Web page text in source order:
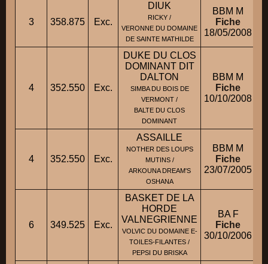
3 358.875 Exc.
DIUK
RICKY /
VERONNE DU DOMAINE
DE SAINTE MATHILDE
BBM M
Fiche
18/05/2008
4 352.550 Exc.
DUKE DU CLOS
DOMINANT DIT
DALTON
SIMBA DU BOIS DE
VERMONT /
BALTE DU CLOS
DOMINANT
BBM M
Fiche
10/10/2008
4 352.550 Exc.
ASSAILLE
NOTHER DES LOUPS
MUTINS /
ARKOUNA DREAM'S
OSHANA
BBM M
Fiche
23/07/2005
6 349.525 Exc.
BASKET DE LA
HORDE
VALNEGRIENNE
VOLVIC DU DOMAINE E-
TOILES-FILANTES /
PEPSI DU BRISKA
BA F
Fiche
30/10/2006